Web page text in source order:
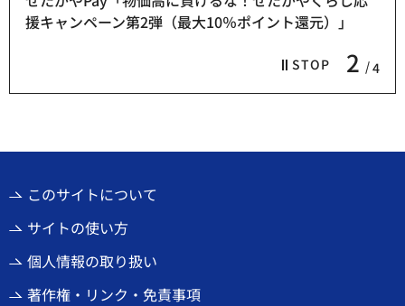
STOP 2 4
援キャンペーン第2弾（最大10％ポイント還元）」
このサイトについて
サイトの使い方
個人情報の取り扱い
著作権・リンク・免責事項